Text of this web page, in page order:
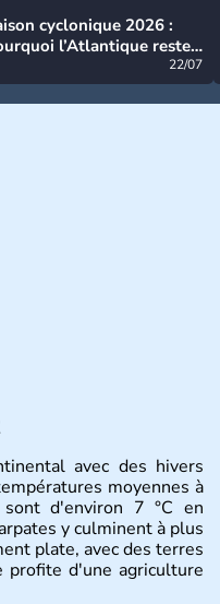
cyclonique 2026 :
l’Atlantique reste
22/07
avec des hivers
moyennes à
d'environ 7 °C en
y culminent à plus
plate, avec des terres
profite d'une agriculture